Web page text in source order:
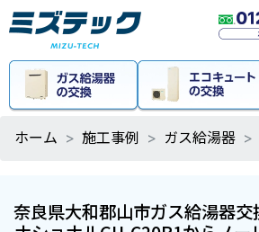
ホーム 施工事例 ガス給湯器
奈良県大和郡山市ガス給湯器交